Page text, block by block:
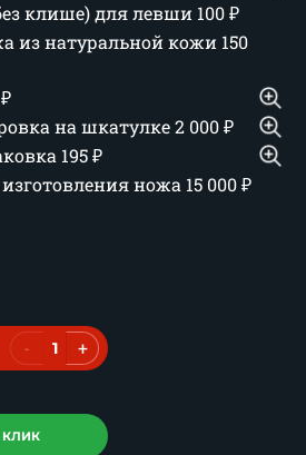
клише) для левши 100₽
из натуральной кожи 150
₽
на шкатулке2 000₽
195₽
ножа 15 000₽
- +
КЛИК